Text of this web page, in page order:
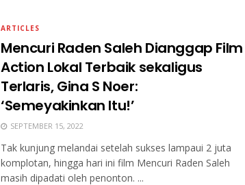
ARTICLES
Mencuri Raden Saleh Dianggap Film
Action Lokal Terbaik sekaligus
Terlaris, Gina S Noer:
‘Semeyakinkan Itu!’
SEPTEMBER 15, 2022
Tak kunjung melandai setelah sukses lampaui 2 juta
komplotan, hingga hari ini film Mencuri Raden Saleh
masih dipadati oleh penonton. ...